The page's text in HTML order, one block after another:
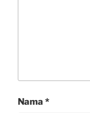
Nama *